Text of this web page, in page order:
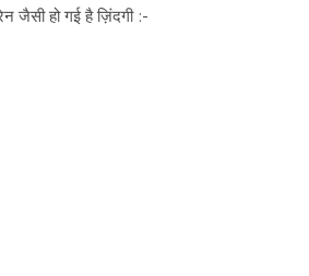
जैसी हो गई है ज़िंदगी :-